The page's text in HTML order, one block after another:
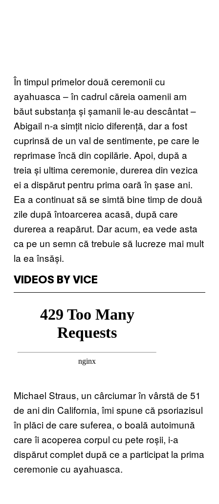
În timpul primelor două ceremonii cu
ayahuasca – în cadrul căreia oamenii am
băut substanța și șamanii le-au descântat –
Abigail n-a simțit nicio diferență, dar a fost
cuprinsă de un val de sentimente, pe care le
reprimase încă din copilărie. Apoi, după a
treia și ultima ceremonie, durerea din vezica
ei a dispărut pentru prima oară în șase ani.
Ea a continuat să se simtă bine timp de două
zile după întoarcerea acasă, după care
durerea a reapărut. Dar acum, ea vede asta
ca pe un semn că trebuie să lucreze mai mult
la ea însăși.
VIDEOS BY VICE
Michael Straus, un cârciumar în vârstă de 51
de ani din California, îmi spune că psoriazisul
în plăci de care suferea, o boală autoimună
care îi acoperea corpul cu pete roșii, i-a
dispărut complet după ce a participat la prima
ceremonie cu ayahuasca.